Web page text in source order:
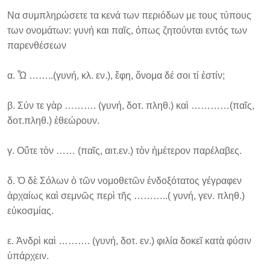
Να συμπληρώσετε τα κενά των περιόδων με τους τύπους
των ονομάτων: γυνή και παῖς, όπως ζητούνται εντός των
παρενθέσεων
α. Ὦ ……..(γυνή, κλ. εν.), ἔφη, ὄνομα δέ σοι τί ἐστίν;
β. Σύν τε γὰρ ………. (γυνή, δοτ. πληθ.) καὶ …………(παῖς,
δοτ.πληθ.) ἐθεώρουν.
γ. Οὔτε τὸν …… (παῖς, αιτ.εν.) τὸν ἡμέτερον παρέλαβες.
δ. Ὁ δὲ Σόλων ὁ τῶν νομοθετῶν ἐνδοξότατος γέγραφεν
ἀρχαίως καὶ σεμνῶς περὶ τῆς ………..( γυνή, γεν. πληθ.)
εὐκοσμίας.
ε. Ἀνδρὶ καὶ ………. (γυνή, δοτ. εν.) φιλία δοκεῖ κατὰ φύσιν
ὑπάρχειν.